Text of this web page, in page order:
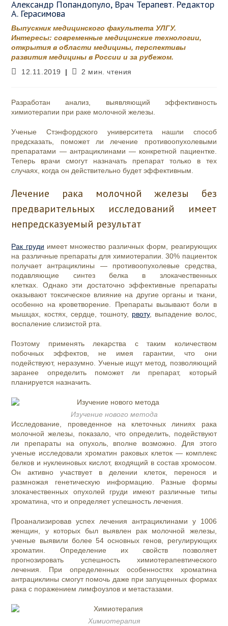
Александр Попандопуло, Врач Терапевт. Редактор
А. Герасимова
Выпускник медицинского факультета УЛГУ.
Интересы: современные медицинские технологии,
открытия в области медицины, перспективы
развития медицины в России и за рубежом.
Запись
12.11.2019
Время
2 мин. чтения
Разработан анализ, выявляющий эффективность
химиотерапии при раке молочной железы.
Ученые Стэнфордского университета нашли способ
предсказать, поможет ли лечение противоопухолевыми
препаратами — антрациклинами — конкретной пациентке.
Теперь врачи смогут назначать препарат только в тех
случаях, когда он действительно будет эффективным.
Лечение рака молочной железы без
предварительных исследований имеет
непредсказуемый результат
Рак груди имеет множество различных форм, реагирующих
на различные препараты для химиотерапии. 30% пациенток
получает антрациклины — противоопухолевые средства,
подавляющие синтез белка в злокачественных
клетках. Однако эти достаточно эффективные препараты
оказывают токсическое влияние на другие органы и ткани,
особенно на кроветворение. Препараты вызывают боли в
мышцах, костях, сердце, тошноту, рвоту, выпадение волос,
воспаление слизистой рта.
Поэтому применять лекарства с таким количеством
побочных эффектов, не имея гарантии, что они
подействуют, неразумно. Ученые ищут метод, позволяющий
заранее определить поможет ли препарат, который
планируется назначить.
Изучение нового метода
Исследование, проведенное на клеточных линиях рака
молочной железы, показало, что определить, подействуют
ли препараты на опухоль, вполне возможно. Для этого
ученые исследовали хроматин раковых клеток — комплекс
белков и нуклеиновых кислот, входящий в состав хромосом.
Он активно участвует в делении клеток, перенося и
размножая генетическую информацию. Разные формы
злокачественных опухолей груди имеют различные типы
хроматина, что и определяет успешность лечения.
Проанализировав успех лечения антрациклинами у 1006
женщин, у которых был выявлен рак молочной железы,
ученые выявили более 54 основных генов, регулирующих
хроматин. Определение их свойств позволяет
прогнозировать успешность химиотерапевтического
лечения. При определенных особенностях хроматина
антрациклины смогут помочь даже при запущенных формах
рака с поражением лимфоузлов и метастазами.
Химиотерапия